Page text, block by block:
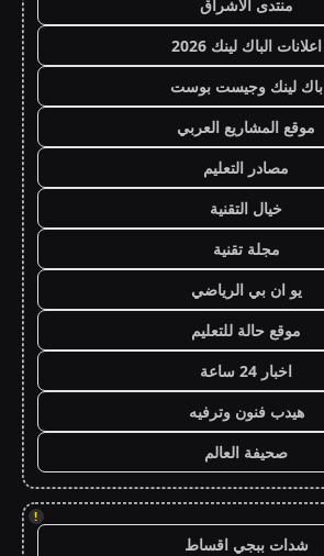
منتدى الاشراق
اعلانات الباك لينك 2026
باك لينك وجيست بوست
موقع المشاريع العربي
مصادر التعليم
خيال التقنية
مجلة تقنية
يو ان بي الرياضي
موقع حالة للتعليم
اخبار 24 ساعة
هيدب فنون وترفيه
صحيفة العالم
!
شدات ببجي اقساط